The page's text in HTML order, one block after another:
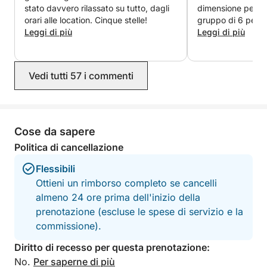
panoramica alle isole di Dubrovnik.
Carburante, bevande e attrezzatura per lo snorkeling
stato davvero rilassato su tutto, dagli
orari alle location. Cinque stelle!
Leggi di più
dimensione
gruppo di 6
mare fosse
Leggi di più
Vedi tutti 57 i commenti
Cose da sapere
Politica di cancellazione
Flessibili
Ottieni un rimborso completo se cancelli
almeno 24 ore prima dell'inizio della
prenotazione (escluse le spese di servizio e la
commissione).
Diritto di recesso per questa prenotazione:
No. Per saperne di più